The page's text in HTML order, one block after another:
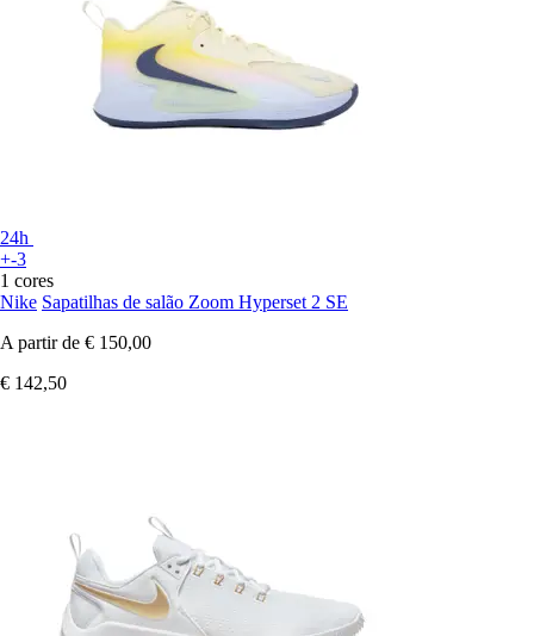
24h
+-3
1 cores
Nike Sapatilhas de salão Zoom Hyperset 2 SE
A partir de € 150,00
€ 142,50